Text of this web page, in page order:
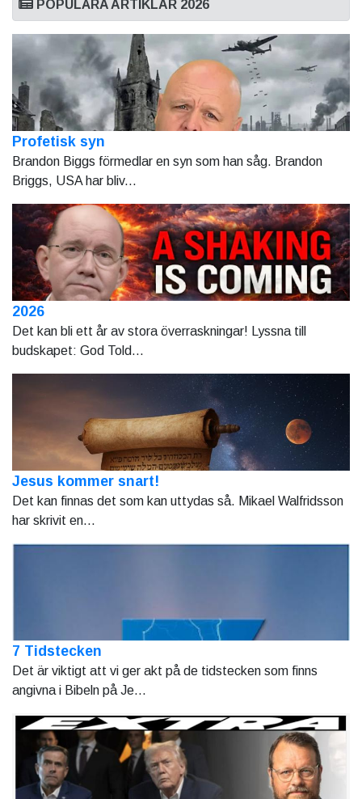
POPULÄRA ARTIKLAR 2026
Profetisk syn
Brandon Biggs förmedlar en syn som han såg. Brandon
Briggs, USA har bliv...
2026
Det kan bli ett år av stora överraskningar! Lyssna till
budskapet: God Told...
Jesus kommer snart!
Det kan finnas det som kan uttydas så. Mikael Walfridsson
har skrivit en...
7 Tidstecken
Det är viktigt att vi ger akt på de tidstecken som finns
angivna i Bibeln på Je...